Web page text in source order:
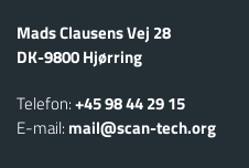
Mads Clausens Vej 28
​DK-9800 Hjørring
Telefon:+45 98 44 29 15
E-mail: mail@scan-tech.org